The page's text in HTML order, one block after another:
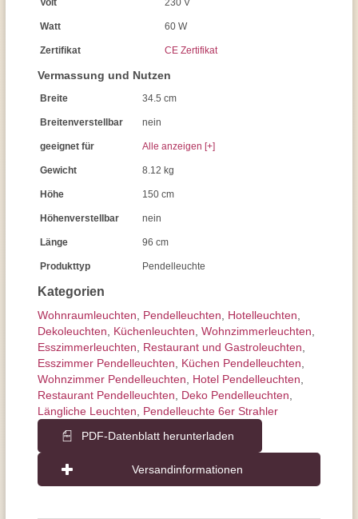
Kategorien
Wohnraum­leuchten Pendel­leuchten Hotelleuchten
Dekoleuchten
Küchenleuchten Wohnzimmer­leuchten
Esszimmer­­leuchten
Restaurant und Gastroleuchten
Esszimmer Pendelleuchten
Küchen Pendelleuchten
Wohnzimmer Pendelleuchten
Hotel Pendelleuchten
Restaurant Pendelleuchten
Deko Pendelleuchten
Längliche Leuchten
Pendelleuchte 6er Strahler
PDF-Datenblatt herunterladen
Versandinformationen
Volt 230 V
Watt 60 W
Zertifikat CE Zertifikat
Vermassung und Nutzen
Breite 34.5 cm
Breitenverstellbar nein
geeignet für Alle anzeigen [+]
Gewicht 8.12 kg
Höhe 150 cm
Höhenverstellbar nein
Länge 96 cm
Produkttyp Pendelleuchte